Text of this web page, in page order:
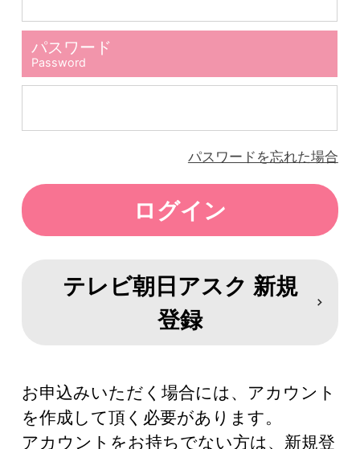
パスワード
Password
パスワードを忘れた場合
テレビ朝日アスク 新規
登録
お申込みいただく場合には、アカウント
を作成して頂く必要があります。
アカウントをお持ちでない方は、新規登